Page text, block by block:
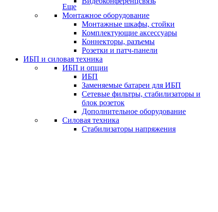
Еще
Монтажное оборудование
Монтажные шкафы, стойки
Комплектующие аксессуары
Коннекторы, разъемы
Розетки и патч-панели
ИБП и силовая техника
ИБП и опции
ИБП
Заменяемые батареи для ИБП
Сетевые фильтры, стабилизаторы и
блок розеток
Дополнительное оборудование
Силовая техника
Стабилизаторы напряжения